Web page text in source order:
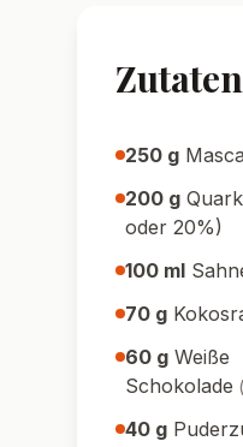
Zutaten
250 g
200 g
oder 20%)
100 ml
70 g
60 g Weiße
Schokolade (
40 g